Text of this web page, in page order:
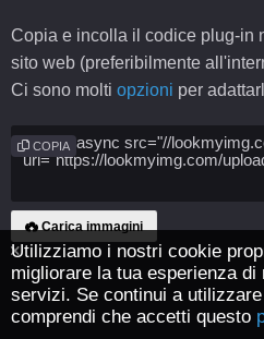
Copia e incolla il codice plug-in
sito web (preferibilmente
Ci sono molti opzioni per
COPIA
Carica immagini
Utilizziamo i nostri cookie
migliorare la tua esperienza
servizi. Se continui a
comprendi che accetti questo